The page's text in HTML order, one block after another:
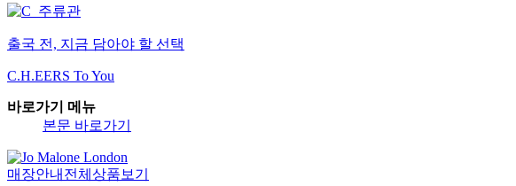
출국 전, 지금 담아야 할 선택
C.H.EERS To You
바로가기 메뉴
본문 바로가기
매장안내 전체상품보기